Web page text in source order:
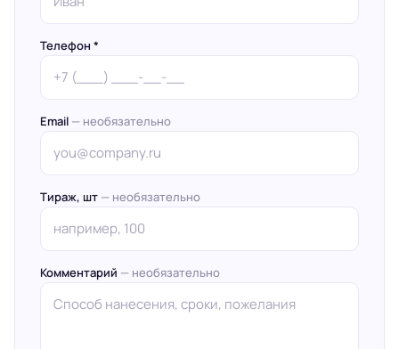
Телефон *
Email — необязательно
Тираж, шт — необязательно
Комментарий — необязательно